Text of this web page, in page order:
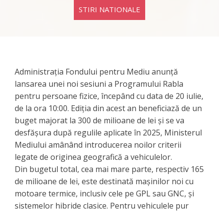
STIRI NATIONALE
Administrația Fondului pentru Mediu anunță
lansarea unei noi sesiuni a Programului Rabla
pentru persoane fizice, începând cu data de 20 iulie,
de la ora 10:00. Ediția din acest an beneficiază de un
buget majorat la 300 de milioane de lei și se va
desfășura după regulile aplicate în 2025, Ministerul
Mediului amânând introducerea noilor criterii
legate de originea geografică a vehiculelor.
Din bugetul total, cea mai mare parte, respectiv 165
de milioane de lei, este destinată mașinilor noi cu
motoare termice, inclusiv cele pe GPL sau GNC, și
sistemelor hibride clasice. Pentru vehiculele pur